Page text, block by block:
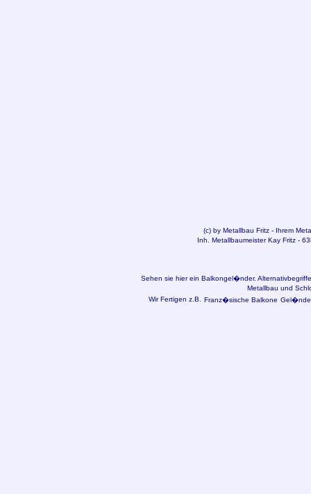
(c) by Metallbau Fritz - Ihrem
Inh. Metallbaumeister Kay Fritz -
Sehen sie hier ein Balkongel�nder.
Metallbau und
Wir Fertigen z.B.
Franz�sische Balkone